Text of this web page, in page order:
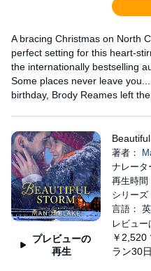
A bracing Christmas on North
perfect setting for this heart-
the internationally bestselling
Some places never leave
birthday, Brody Reames left the
プレビューの
再生
著者：
ナレータ
再生時間
シリーズ
言語：
レビュー
￥2,520
ラン30